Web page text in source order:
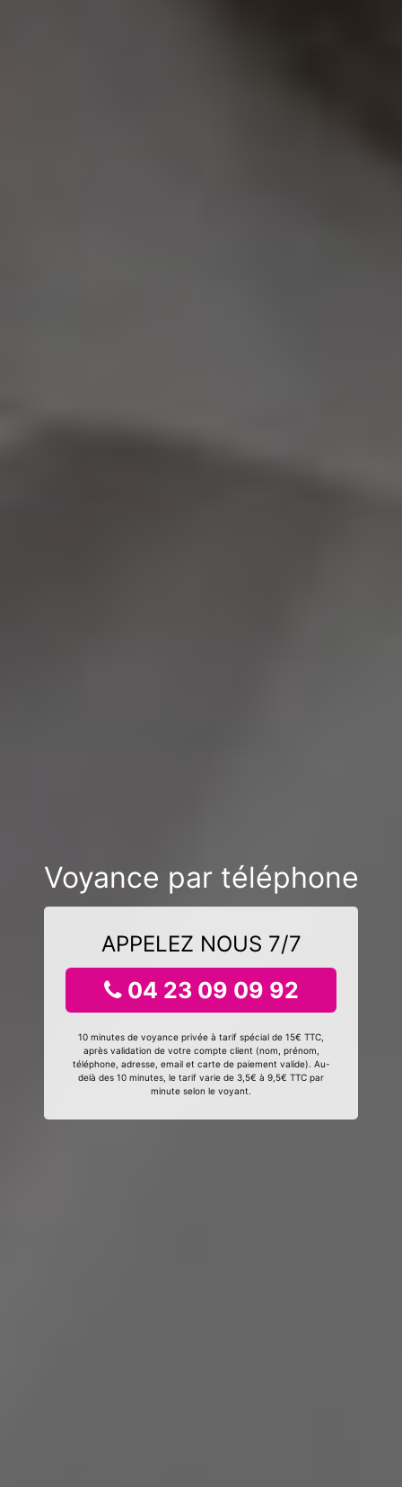
Voyance par téléphone
APPELEZ NOUS 7/7
04 23 09 09 92
10 minutes de voyance privée à tarif spécial de 15€ TTC,
après validation de votre compte client (nom, prénom,
téléphone, adresse, email et carte de paiement valide). Au-
delà des 10 minutes, le tarif varie de 3,5€ à 9,5€ TTC par
minute selon le voyant.